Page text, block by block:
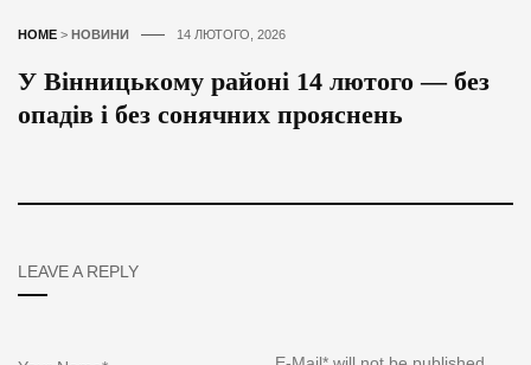
HOME > НОВИНИ 14 ЛЮТОГО, 2026
У Вінницькому районі 14 лютого — без
опадів і без сонячних прояснень
LEAVE A REPLY